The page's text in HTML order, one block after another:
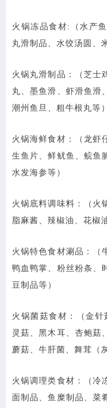
火锅冻品食材:（水产
丸滑制品、水饺汤圆、
火锅丸滑制品：（芝士
丸、墨鱼滑、虾滑鱼滑
潮州鱼旦、粗牛根丸等）
火锅海鲜食材：（龙虾
生鱼片、鲜鱿鱼、鲩鱼
水发海参等）
火锅底料调味料：（火
脂麻酱、辣椒油、花椒
火锅特色食材涮品：（
鸭血鸭掌、粉丝粉条、
豆制品等）
火锅菌菇食材：（金
灵菇、黑木耳、杏鲍菇
蘑菇、牛肝菌、舞茸（
火锅调理类食材：（冷
面制品、鱼糜制品、菜